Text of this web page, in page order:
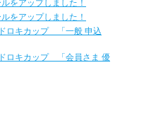
をアップしました！
をアップしました！
ロキカップ 「一般 申込
ロキカップ 「会員さま 優